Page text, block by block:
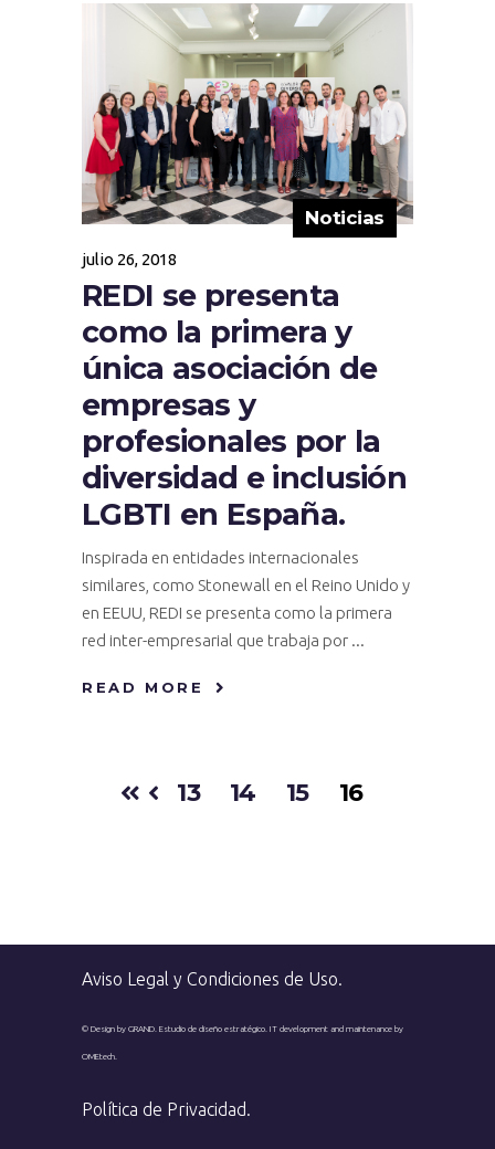
Noticias
julio 26, 2018
REDI se presenta
como la primera y
única asociación de
empresas y
profesionales por la
diversidad e inclusión
LGBTI en España.
Inspirada en entidades internacionales
similares, como Stonewall en el Reino Unido y
en EEUU, REDI se presenta como la primera
red inter-empresarial que trabaja por
READ MORE
13 14 15 16
Aviso Legal y Condiciones de Uso.
© Design by GRAND. Estudio de diseño estratégico. IT development and maintenance by
OMEtech.
Política de Privacidad.